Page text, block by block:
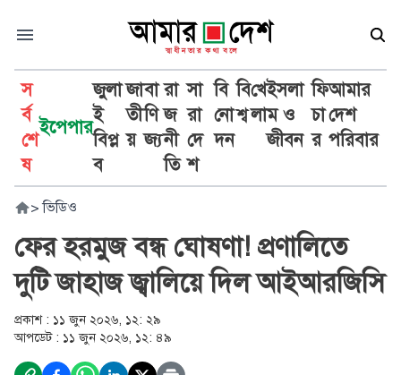
স
র্ব
শে
ষ
ইপেপার
জুলা
ই
বিপ্ল
ব
জা
তী
য়
বা
ণি
জ্য
রা
জ
নী
তি
সা
রা
দে
শ
বি
নো
দন
বি
শ্ব
খে
লা
ইসলা
ম ও
জীবন
ফি
চা
র
আমার
দেশ
পরিবার
> ভিডিও
ফের হরমুজ বন্ধ ঘোষণা! প্রণালিতে
দুটি জাহাজ জ্বালিয়ে দিল আইআরজিসি
প্রকাশ : ১১ জুন ২০২৬, ১২: ২৯
আপডেট : ১১ জুন ২০২৬, ১২: ৪৯